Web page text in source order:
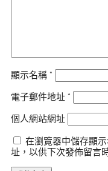
顯示名稱 *
電子郵件地址 *
個人網站網址
在瀏覽器中儲存顯
址，以供下次發佈留言